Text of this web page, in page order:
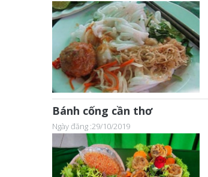
Bánh cống cần thơ
Ngày đăng :29/10/2019